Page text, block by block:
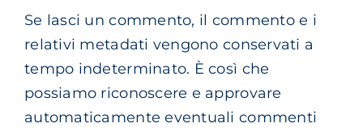
Se lasci un commento, il commento e i
relativi metadati vengono conservati a
tempo indeterminato. È così che
possiamo riconoscere e approvare
automaticamente eventuali commenti